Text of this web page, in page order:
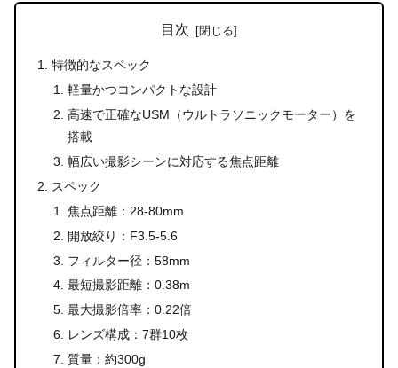
目次
特徴的なスペック
軽量かつコンパクトな設計
高速で正確なUSM（ウルトラソニックモーター）を
搭載
幅広い撮影シーンに対応する焦点距離
スペック
焦点距離：28-80mm
開放絞り：F3.5-5.6
フィルター径：58mm
最短撮影距離：0.38m
最大撮影倍率：0.22倍
レンズ構成：7群10枚
質量：約300g